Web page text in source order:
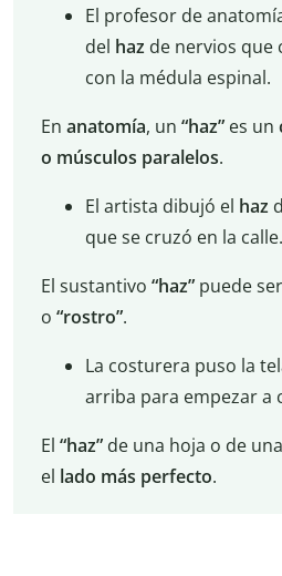
El profesor de
del hazde nervios que
con la médula espinal.
En anatomía, un “haz” es un
o músculos paralelos.
El artista dibujó el haz
que se cruzó en la calle.
El sustantivo “haz”puede
o “rostro”.
La costurera puso la
arriba para empezar a
El “haz”de una hoja o de
el lado más perfecto.